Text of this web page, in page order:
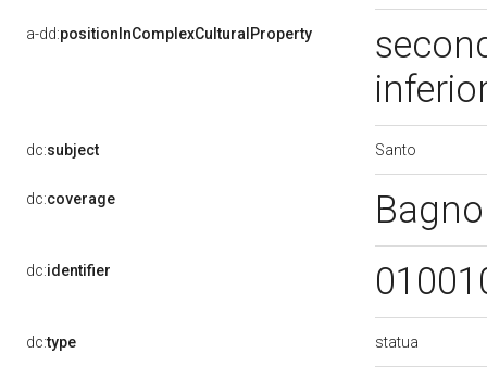
a-dd:positionInComplexCulturalProperty
dc:subject Santo
dc:coverage
dc:identifier
dc:type statua